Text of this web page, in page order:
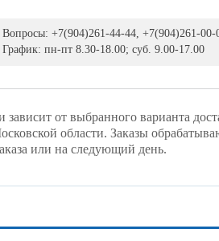
Вопросы: +7(904)261-44-44, +7(904)261-00-
График: пн-пт 8.30-18.00; суб. 9.00-17.00
от выбранного варианта
области. Заказы
или на следующий день.